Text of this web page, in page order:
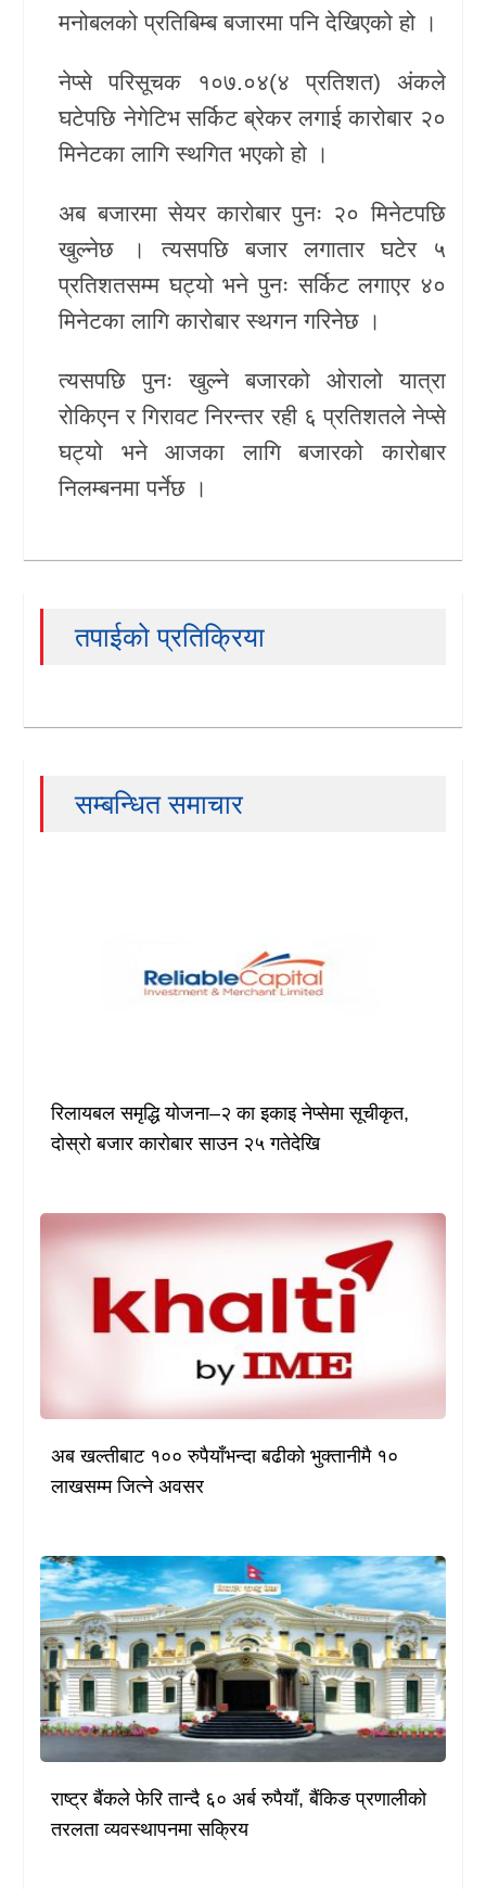
Unicode
मनोबलको प्रतिबिम्ब बजारमा पनि देखिएको हो ।
नेप्से परिसूचक १०७.०४(४ प्रतिशत) अंकले
घटेपछि नेगेटिभ सर्किट ब्रेकर लगाई कारोबार २०
मिनेटका लागि स्थगित भएको हो ।
अब बजारमा सेयर कारोबार पुनः २० मिनेटपछि
खुल्नेछ । त्यसपछि बजार लगातार घटेर ५
प्रतिशतसम्म घट्यो भने पुनः सर्किट लगाएर ४०
मिनेटका लागि कारोबार स्थगन गरिनेछ ।
त्यसपछि पुनः खुल्ने बजारको ओरालो यात्रा
रोकिएन र गिरावट निरन्तर रही ६ प्रतिशतले नेप्से
घट्यो भने आजका लागि बजारको कारोबार
निलम्बनमा पर्नेछ ।
तपाईको प्रतिक्रिया
सम्बन्धित समाचार
रिलायबल समृद्धि योजना–२ का इकाइ नेप्सेमा सूचीकृत,
दोस्रो बजार कारोबार साउन २५ गतेदेखि
अब खल्तीबाट १०० रुपैयाँभन्दा बढीको भुक्तानीमै १०
लाखसम्म जित्ने अवसर
राष्ट्र बैंकले फेरि तान्दै ६० अर्ब रुपैयाँ, बैंकिङ प्रणालीको
तरलता व्यवस्थापनमा सक्रिय